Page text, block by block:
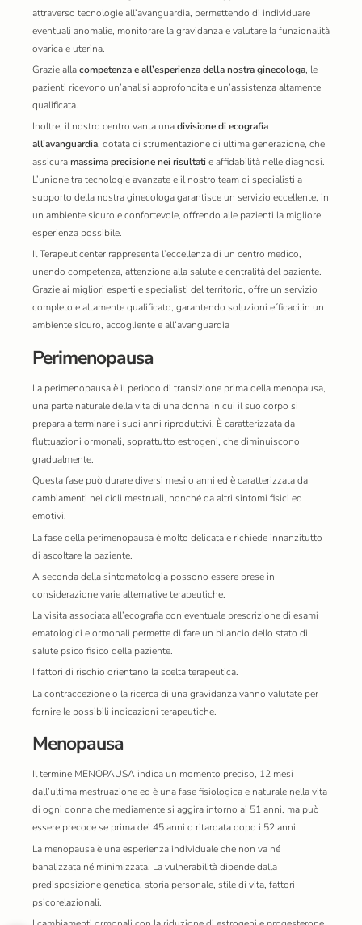
attraverso tecnologie all’avanguardia, permettendo di individuare
eventuali anomalie, monitorare la gravidanza e valutare la funzionalità
ovarica e uterina.
Grazie allacompetenza e all’esperienza della nostra ginecologa, le
pazienti ricevono un’analisi approfondita e un’assistenza altamente
qualificata.
Inoltre, il nostro centro vanta unadivisione di ecografia
all’avanguardia, dotata di strumentazione di ultima generazione, che
assicuramassima precisione nei risultatie affidabilità nelle diagnosi.
L’unione tra tecnologie avanzate e il nostro team di specialisti a
supporto della nostra ginecologa garantisce un servizio eccellente, in
un ambiente sicuro e confortevole, offrendo alle pazienti la migliore
esperienza possibile.
Il Terapeuticenter rappresenta l’eccellenza di un centro medico,
unendo competenza, attenzione alla salute e centralità del paziente.
Grazie ai migliori esperti e specialisti del territorio, offre un servizio
completo e altamente qualificato, garantendo soluzioni efficaci in un
ambiente sicuro, accogliente e all’avanguardia
Perimenopausa
La perimenopausa è il periodo di transizione prima della menopausa,
una parte naturale della vita di una donna in cui il suo corpo si
prepara a terminare i suoi anni riproduttivi. È caratterizzata da
fluttuazioni ormonali, soprattutto estrogeni, che diminuiscono
gradualmente.
Questa fase può durare diversi mesi o anni ed è caratterizzata da
cambiamenti nei cicli mestruali, nonché da altri sintomi fisici ed
emotivi.
La fase della perimenopausa è molto delicata e richiede innanzitutto
di ascoltare la paziente.
A seconda della sintomatologia possono essere prese in
considerazione varie alternative terapeutiche.
La visita associata all’ecografia con eventuale prescrizione di esami
ematologici e ormonali permette di fare un bilancio dello stato di
salute psico fisico della paziente.
I fattori di rischio orientano la scelta terapeutica.
La contraccezione o la ricerca di una gravidanza vanno valutate per
fornire le possibili indicazioni terapeutiche.
Menopausa
Il termine MENOPAUSA indica un momento preciso, 12 mesi
dall’ultima mestruazione ed è una fase fisiologica e naturale nella vita
di ogni donna che mediamente si aggira intorno ai 51 anni, ma può
essere precoce se prima dei 45 anni o ritardata dopo i 52 anni.
La menopausa è una esperienza individuale che non va né
banalizzata né minimizzata. La vulnerabilità dipende dalla
predisposizione genetica, storia personale, stile di vita, fattori
psicorelazionali.